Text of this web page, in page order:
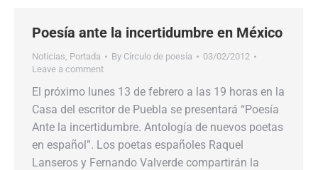
Poesía ante la incertidumbre en México
Noticias, Portada By Círculo de poesía
03/02/2012
Leave a comment
El próximo lunes 13 de febrero a las 19 horas en la
Casa del escritor de Puebla se presentará “Poesía
Ante la incertidumbre. Antología de nuevos poetas
en español”. Los poetas españoles Raquel
Lanseros y Fernando Valverde compartirán la